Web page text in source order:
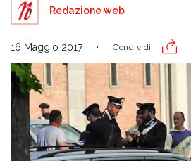
Redazione web
16 Maggio 2017 Condividi